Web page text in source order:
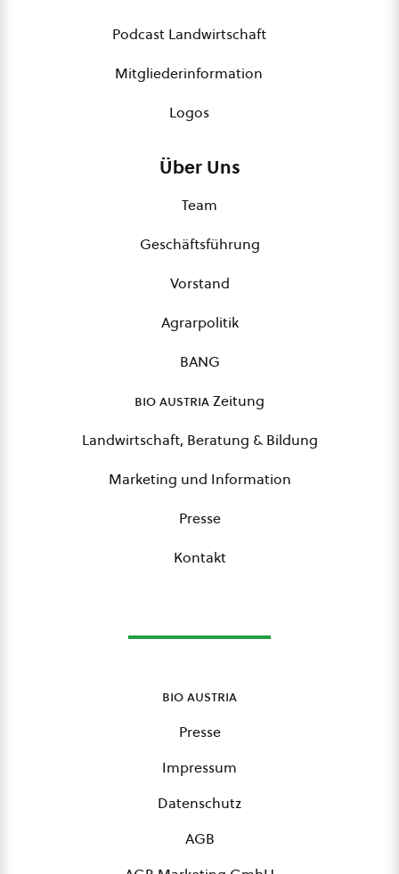
Podcast Landwirtschaft
Mitgliederinformation
Logos
Über Uns
Team
Geschäftsführung
Vorstand
Agrarpolitik
BANG
bio austriaZeitung
Landwirtschaft, Beratung & Bildung
Marketing und Information
Presse
Kontakt
bio austria
Presse
Impressum
Datenschutz
AGB